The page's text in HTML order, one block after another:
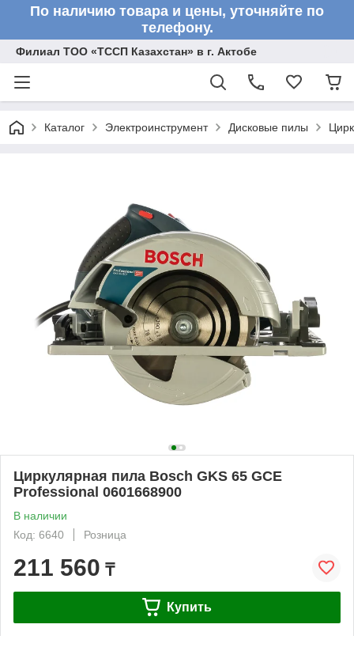
По наличию товара и цены, уточняйте по
телефону.
Филиал ТОО «ТССП Казахстан» в г. Актобе
Каталог Электроинструмент Дисковые пилы
Циркулярная пила Bosch GKS 65 GCE
Professional 0601668900
В наличии
Код: 6640
Розница
211 560 ₸
Купить